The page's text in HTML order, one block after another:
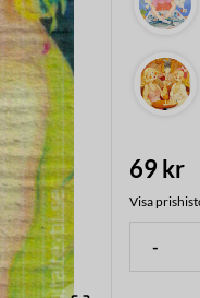
69 kr
Visa
-